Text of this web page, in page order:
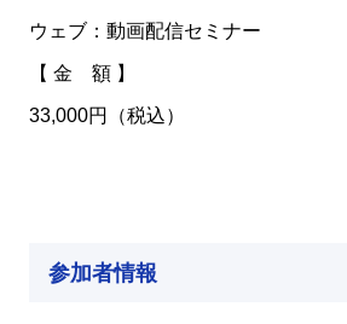
ウェブ：動画配信セミナー
【 金 額 】
33,000円（税込）
参加者情報